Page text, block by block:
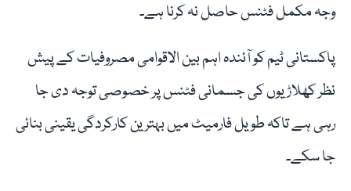
وجہ مکمل فٹنس حاصل نہ کرنا ہے۔
پاکستانی ٹیم کو آئندہ اہم بین الاقوامی مصروفیات کے پیش
نظر کھلاڑیوں کی جسمانی فٹنس پر خصوصی توجہ دی جا
رہی ہے تاکہ طویل فارمیٹ میں بہترین کارکردگی یقینی بنائی
جا سکے۔